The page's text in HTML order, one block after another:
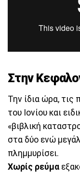
Στην
Την ίδια ώρα, τις
του Ιονίου και
«βιβλική
στα δύο ενώ
πλημμυρίσει.
Χωρίς ρεύμα